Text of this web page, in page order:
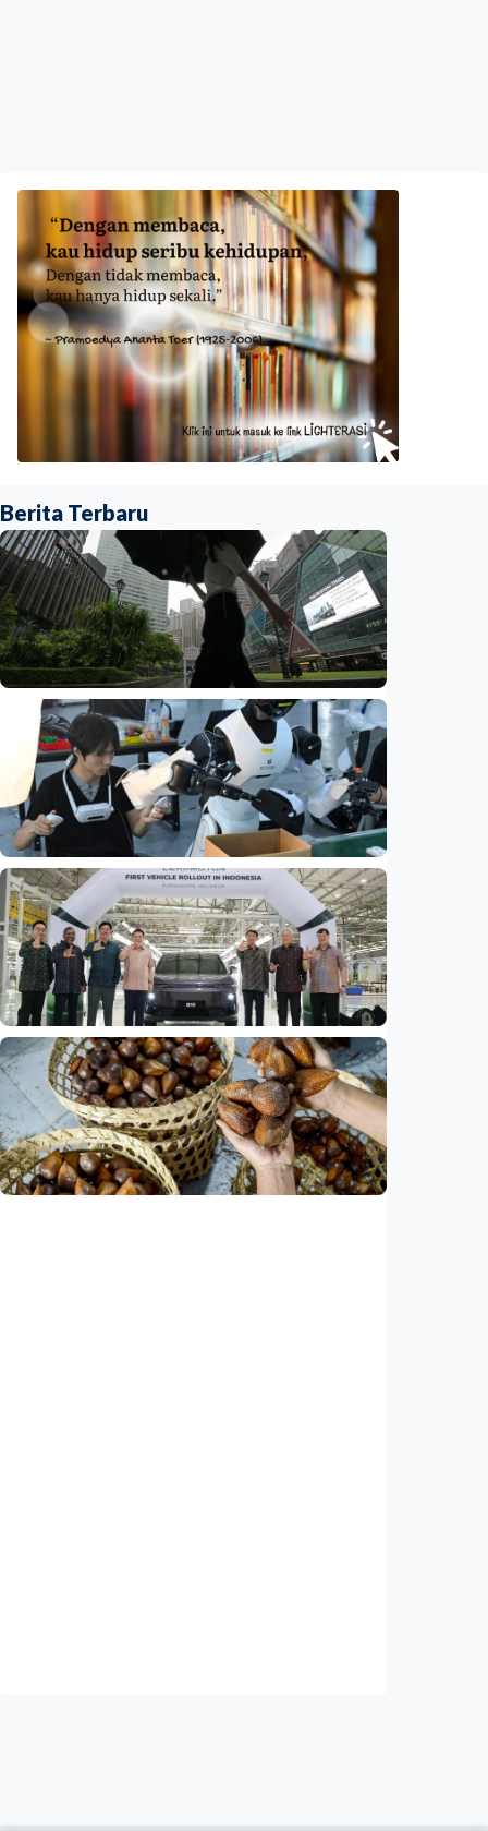
Berita Terbaru
Ekonomi
Biaya usaha naik, perusahaan Singapura
justru lirik Indonesia untuk perluas bisnis
Indonesia•07 Aug 2026
Ekonomi
Fokus Berita – Dari Kereta Cepat Jakarta-
Bandung hingga AI, ini alasan citra China
menguat di dunia
Indonesia •07 Aug 2026
Ekonomi
Leapmotor mulai produksi mobil listrik di
Indonesia, target 34.000 unit per tahun
Indonesia•07 Aug 2026